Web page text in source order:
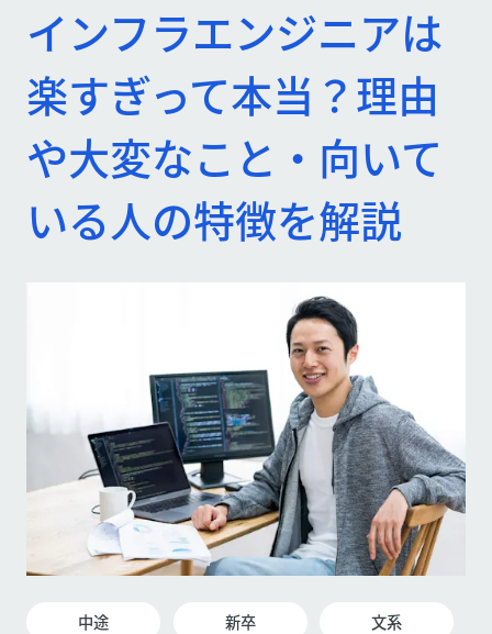
インフラエンジニアは
楽すぎって本当？理由
や大変なこと・向いて
いる人の特徴を解説
中途 新卒 文系